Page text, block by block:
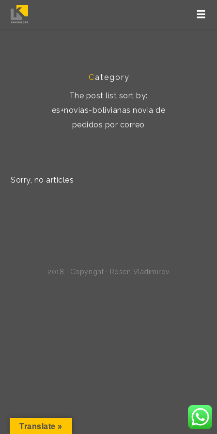
Category
The post list sort by:
es+novias-bolivianas novia de
pedidos por correo
Sorry, no articles
2018 · Copyright · Rosen Vladimirov
Translate »